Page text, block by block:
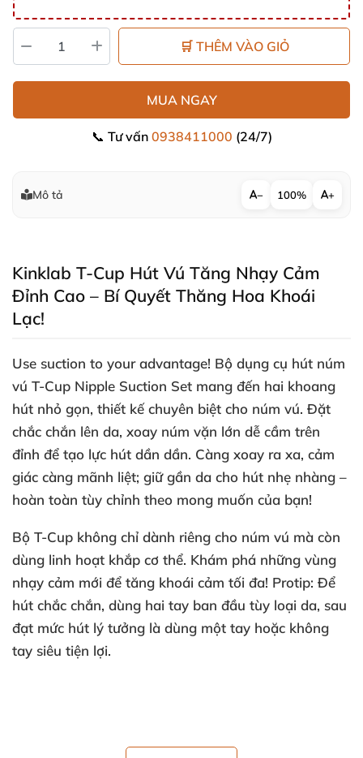
🛒 THÊM VÀO GIỎ
MUA NGAY
📞 Tư vấn 0938411000 (24/7)
Mô tả − 100% +
Kinklab T-Cup Hút Vú Tăng Nhạy Cảm
Đỉnh Cao – Bí Quyết Thăng Hoa Khoái
Lạc!
Use suction to your advantage! Bộ dụng cụ hút núm
vú T-Cup Nipple Suction Set mang đến hai khoang
hút nhỏ gọn, thiết kế chuyên biệt cho núm vú. Đặt
chắc chắn lên da, xoay núm vặn lớn dễ cầm trên
đỉnh để tạo lực hút dần dần. Càng xoay ra xa, cảm
giác càng mãnh liệt; giữ gần da cho hút nhẹ nhàng –
hoàn toàn tùy chỉnh theo mong muốn của bạn!
Bộ T-Cup không chỉ dành riêng cho núm vú mà còn
dùng linh hoạt khắp cơ thể. Khám phá những vùng
nhạy cảm mới để tăng khoái cảm tối đa! Protip: Để
hút chắc chắn, dùng hai tay ban đầu tùy loại da, sau
đạt mức hút lý tưởng là dùng một tay hoặc không
tay siêu tiện lợi.